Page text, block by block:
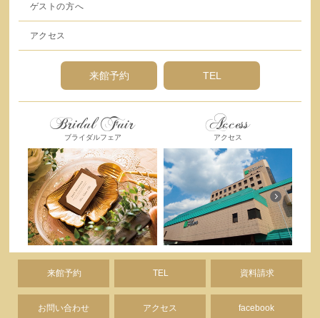
ゲストの方へ
アクセス
来館予約 TEL
Bridal Fair
ブライダルフェア
Access
アクセス
来館予約 TEL 資料請求
お問い合わせ アクセス facebook